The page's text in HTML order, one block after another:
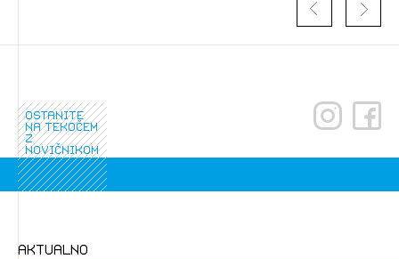
ostanite
na tekočem
z
novičnikom
aktualno